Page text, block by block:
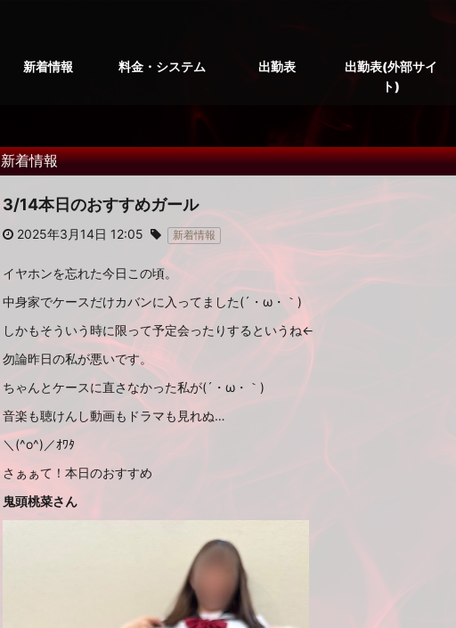
新着情報 料金・システム 出勤表
出勤表(外部サイ
ト)
新着情報
3/14本日のおすすめガール
2025年3月14日 12:05 新着情報
イヤホンを忘れた今日この頃。
中身家でケースだけカバンに入ってました(´・ω・｀)
しかもそういう時に限って予定会ったりするというね←
勿論昨日の私が悪いです。
ちゃんとケースに直さなかった私が(´・ω・｀)
音楽も聴けんし動画もドラマも見れぬ…
＼(^o^)／ｵﾜﾀ
さぁぁて！本日のおすすめ
鬼頭桃菜さん